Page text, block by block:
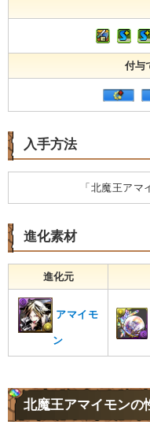
付与
入手方法
「北魔王ア
進化素材
進化元
アマイモ
ン
北魔王アマイモンの